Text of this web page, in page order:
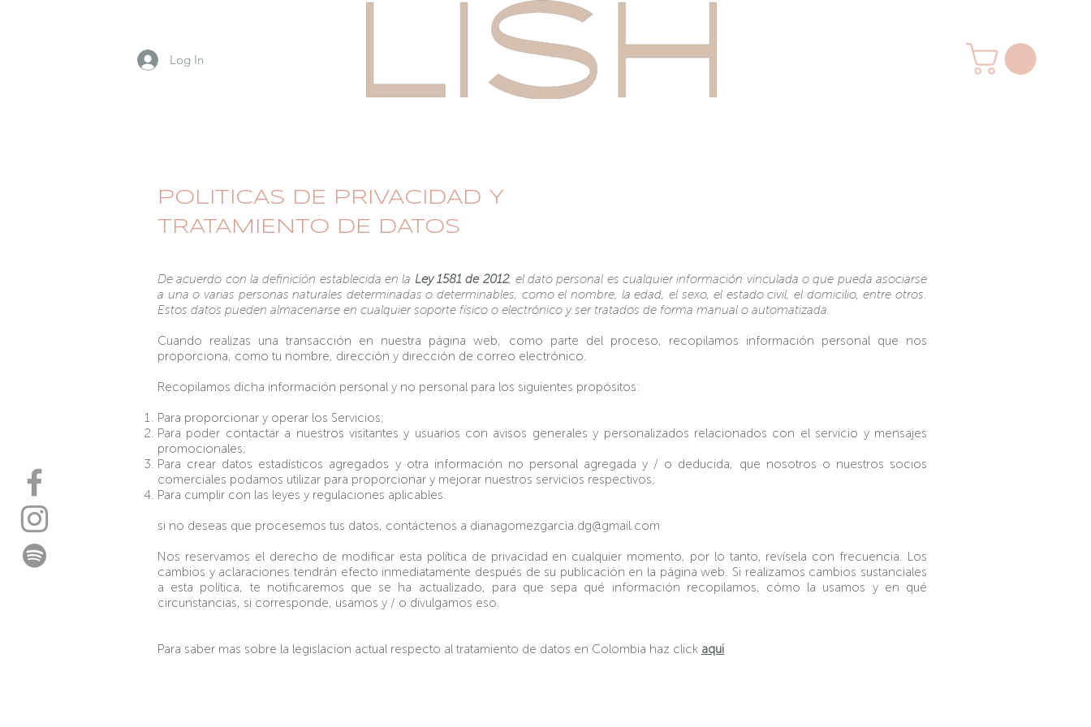
Log In
POLITICAS DE PRIVACIDAD Y
TRATAMIENTO DE DATOS
De acuerdo con la definición establecida en la Ley 1581 de 2012, el dato personal es cualquier información vinculada o que pueda asociarse
a una o varias personas naturales determinadas o determinables, como el nombre, la edad, el sexo, el estado civil, el domicilio, entre otros.
Estos datos pueden almacenarse en cualquier soporte físico o electrónico y ser tratados de forma manual o automatizada.​
Cuando realizas una transacción en nuestra página web, como parte del proceso, recopilamos información personal que nos
proporciona, como tu nombre, dirección y dirección de correo electrónico.
Recopilamos dicha información personal y no personal para los siguientes propósitos:
Para proporcionar y operar los Servicios;
Para poder contactar a nuestros visitantes y usuarios con avisos generales y personalizados relacionados con el servicio y mensajes
promocionales;
Para crear datos estadísticos agregados y otra información no personal agregada y / o deducida, que nosotros o nuestros socios
comerciales podamos utilizar para proporcionar y mejorar nuestros servicios respectivos;
Para cumplir con las leyes y regulaciones aplicables.
si no deseas que procesemos tus datos, contáctenos a dianagomezgarcia.dg@gmail.com
Nos reservamos el derecho de modificar esta política de privacidad en cualquier momento, por lo tanto, revísela con frecuencia. Los
cambios y aclaraciones tendrán efecto inmediatamente después de su publicación en la página web. Si realizamos cambios sustanciales
a esta política, te notificaremos que se ha actualizado, para que sepa qué información recopilamos, cómo la usamos y en qué
circunstancias, si corresponde, usamos y / o divulgamos eso.
Para saber mas sobre la legislacion actual respecto al tratamiento de datos en Colombia haz click aqui